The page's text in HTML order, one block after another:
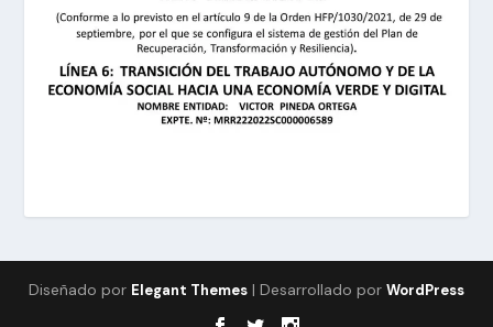
Diseñado por Elegant Themes | Desarrollado por WordPress